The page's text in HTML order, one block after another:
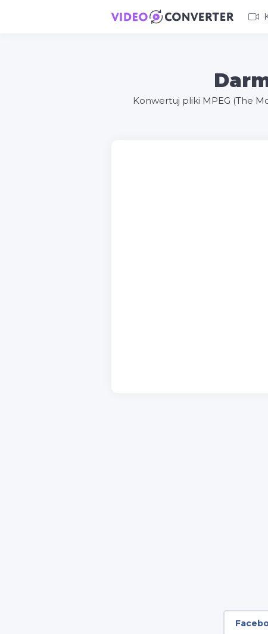
Konwertuj pliki MPEG (The